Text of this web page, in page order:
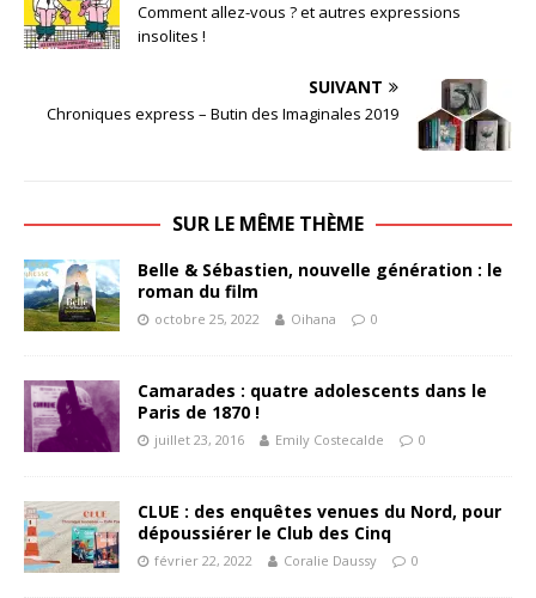
Comment allez-vous ? et autres expressions
insolites !
SUIVANT
Chroniques express – Butin des Imaginales 2019
SUR LE MÊME THÈME
Belle & Sébastien, nouvelle génération : le
roman du film
octobre 25, 2022 Oihana 0
Camarades : quatre adolescents dans le
Paris de 1870 !
juillet 23, 2016 Emily Costecalde 0
CLUE : des enquêtes venues du Nord, pour
dépoussiérer le Club des Cinq
février 22, 2022 Coralie Daussy 0